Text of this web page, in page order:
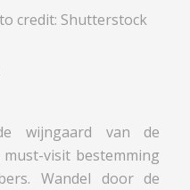
credit: Shutterstock
wijngaard van de
visit bestemming
Wandel door de